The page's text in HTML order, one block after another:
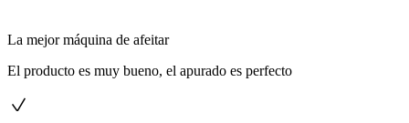
La mejor máquina de afeitar
El producto es muy bueno, el apurado es perfecto